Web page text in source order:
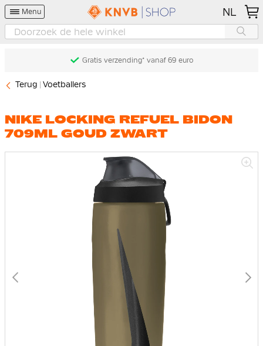
Menu NL
Gratis verzending* vanaf 69 euro
Terug Voetballers
NIKE LOCKING REFUEL BIDON
709ML GOUD ZWART